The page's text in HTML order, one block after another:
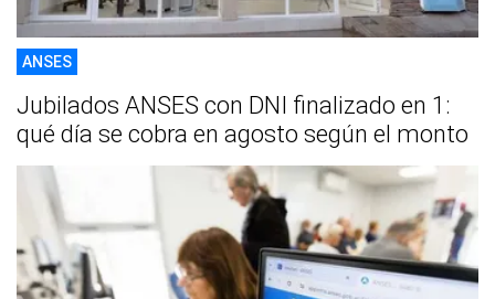
ANSES
Jubilados ANSES con DNI finalizado en 1:
qué día se cobra en agosto según el monto